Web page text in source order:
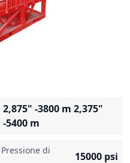
2,875" -3800 m 2,375"
-5400 m
di
15000 psi